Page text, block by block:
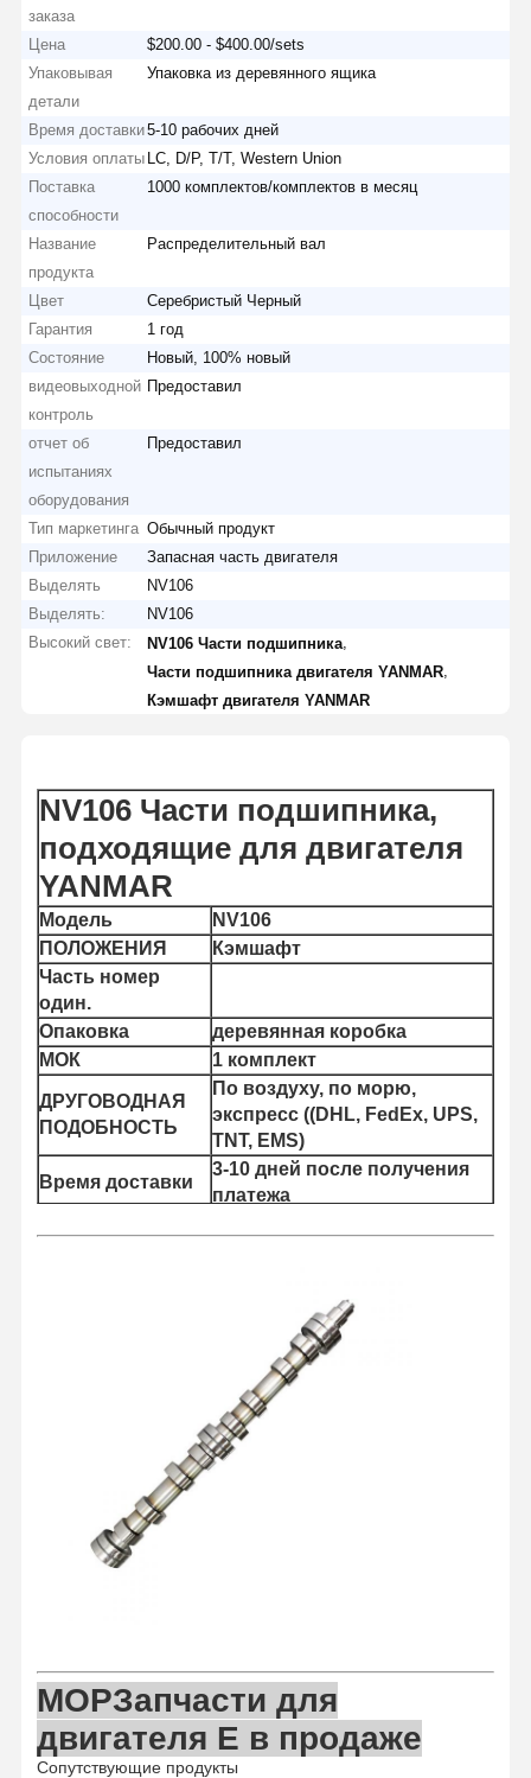
заказа
Цена
$200.00 - $400.00/sets
Упаковывая
детали
Упаковка из деревянного ящика
Время доставки5-10 рабочих дней
Условия оплаты LC, D/P, T/T, Western Union
Поставка
способности
1000 комплектов/комплектов в месяц
Название
продукта
Распределительный вал
Цвет
Серебристый Черный
Гарантия
1 год
Состояние
Новый, 100% новый
видеовыходной
контроль
Предоставил
отчет об
испытаниях
оборудования
Предоставил
Тип маркетинга Обычный продукт
Приложение
Запасная часть двигателя
Выделять
NV106
Выделять:
NV106
Высокий свет:
NV106 Части подшипника
Части подшипника двигателя YANMAR
Кэмшафт двигателя YANMAR
NV106 Части подшипника,
подходящие для двигателя
YANMAR
Модель
NV106
ПОЛОЖЕНИЯ
Кэмшафт
Часть номер
один.
Опаковка
деревянная коробка
МОК
1 комплект
ДРУГОВОДНАЯ
ПОДОБНОСТЬ
По воздуху, по морю,
экспресс ((DHL, FedEx, UPS,
TNT, EMS)
Время доставки
3-10 дней после получения
платежа
МОРЗапчасти для
двигателя E в продаже
Сопутствующие продукты